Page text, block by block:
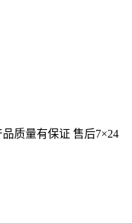
品质量有保证 售后7×24